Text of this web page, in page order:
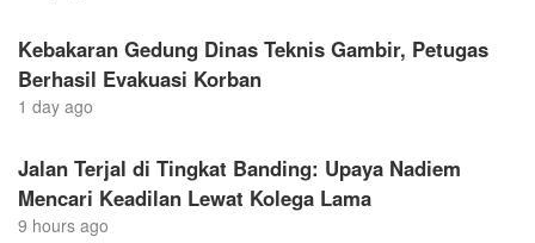
Kebakaran Gedung Dinas Teknis Gambir, Petugas
Berhasil Evakuasi Korban
1 day ago
Jalan Terjal di Tingkat Banding: Upaya Nadiem
Mencari Keadilan Lewat Kolega Lama
9 hours ago